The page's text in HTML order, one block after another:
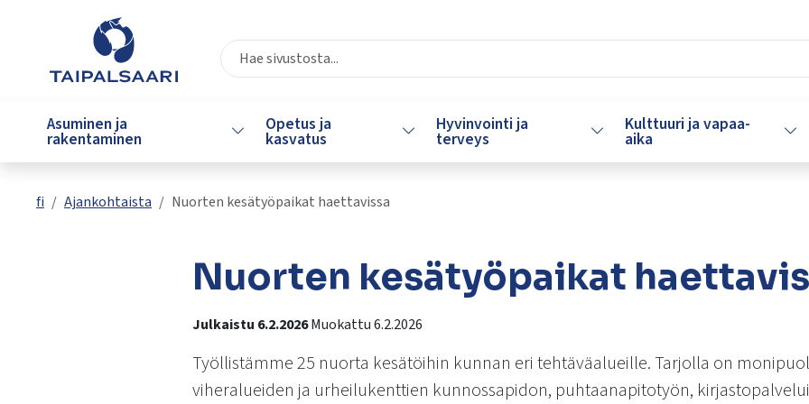
Siirry pääsisältöön
oleva
ja
valittuun
hakutulokseen
enteriä.
käyttäjät
voivat
Asuminen ja
rakentaminen Vaihda alasvetovalikkoa
Opetus ja
kasvatus Vaihda alasvetovalikkoa
Hyvinvointi ja
terveys Vaihda alasvetovalikkoa
Kulttuuri ja vapaa-
aika
fi Ajankohtaista Nuorten kesätyöpaikat haettavissa
Nuorten kesätyöpaikat
Julkaistu 6.2.2026Muokattu 6.2.2026
Työllistämme 25 nuorta kesätöihin kunnan eri tehtäväalueille. Tarjolla on
viheralueiden ja urheilukenttien kunnossapidon, puhtaanapitotyön,